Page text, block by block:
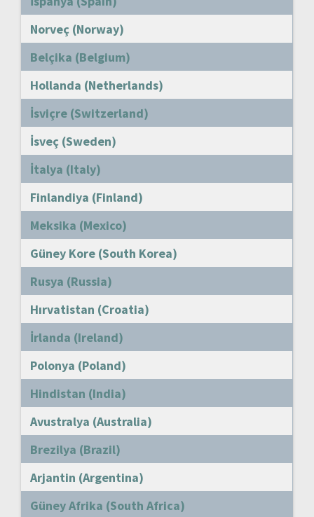
Norveç (Norway)
Belçika (Belgium)
Hollanda (Netherlands)
İsviçre (Switzerland)
İsveç (Sweden)
İtalya (Italy)
Finlandiya (Finland)
Meksika (Mexico)
Güney Kore (South Korea)
Rusya (Russia)
Hırvatistan (Croatia)
İrlanda (Ireland)
Polonya (Poland)
Hindistan (India)
Avustralya (Australia)
Brezilya (Brazil)
Arjantin (Argentina)
Güney Afrika (South Africa)